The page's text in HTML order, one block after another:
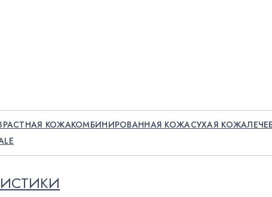
КОЖАКОМБИНИРОВАННАЯ КОЖАСУХАЯ КОЖА